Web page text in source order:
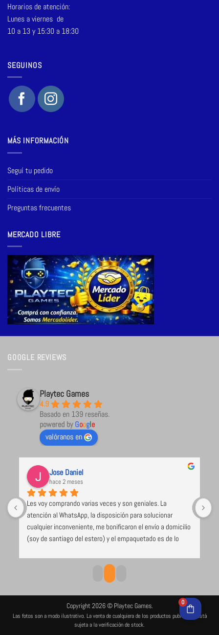
Horarios de atención:
Lunes a viernes de
10 a 13 y 15:30 a 18:30
SEGUINOS
MÁS INFORMACIÓN
Seguí tu pedido
Políticas de envío
Preguntas frecuentes
MERCADO LIBRE
GOOGLE REVIEWS
Playtec Games
4.9
Basado en 139 reseñas.
powered byGoogle
valóranos en
Jose Daniel
hace 2 meses
Les voy comprando varias veces y son geniales. La
atención al WhatsApp, la disposición para solucionar
cualquier inconveniente, me bonificaron el envío a domicilio
(soy de santiago del estero) y el empaquetado es de lo
Copyright 2026 © Playtec Games.
Las fotos son a modo ilustrativo. La venta de cualquiera de los productos publicados está
sujeta a la verificación de stock.
0